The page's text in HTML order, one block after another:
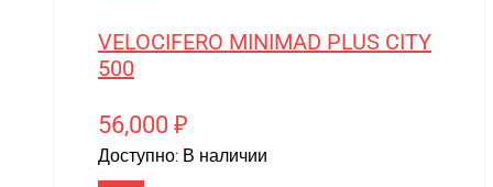
VELOCIFERO MINIMAD PLUS CITY
500
56,000 ₽
Доступно: В наличии